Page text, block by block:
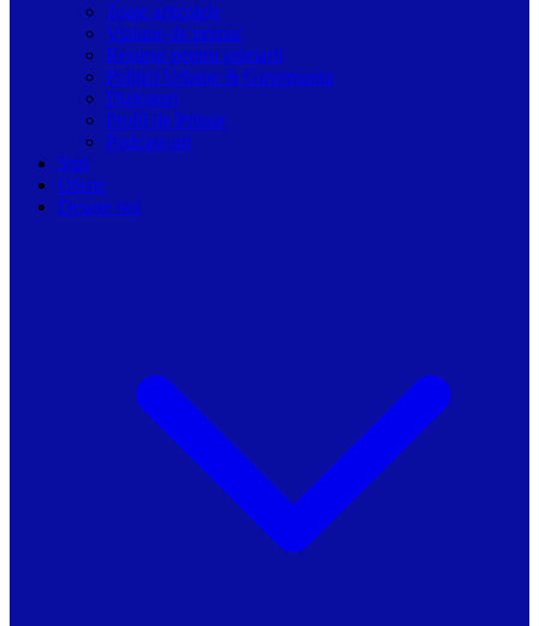
Toate articolele
Viziune de primar
Resurse pentru primarii
Politici Urbane & Guvernanta
Dialoguri
Profil de Primar
Podcast-uri
Stiri
Oferte
Despre noi